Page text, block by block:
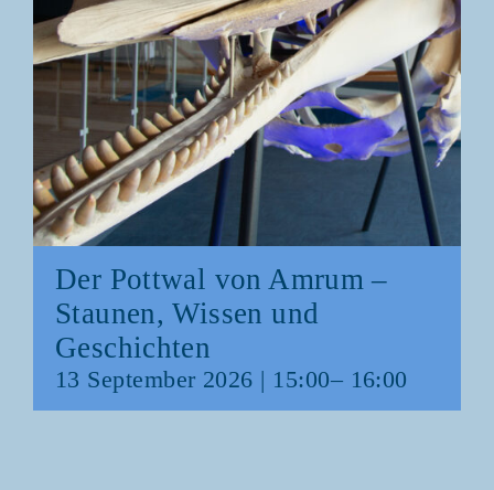
Der Pott­wal von Amrum –
Stau­nen, Wis­sen und
Geschichten
13 Sep­tem­ber 2026 | 15:00– 16:00